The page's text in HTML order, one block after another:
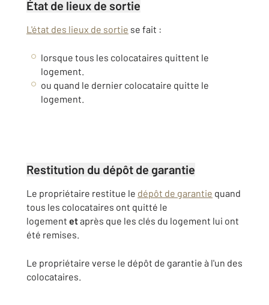
État de lieux de sortie
L'état des lieux de sortie se fait :
lorsque tous les colocataires quittent le
logement.
ou quand le dernier colocataire quitte le
logement.
Restitution du dépôt de garantie
Le propriétaire restitue le dépôt de garantie quand
tous les colocataires ont quitté le
logement etaprès que les clés du logement lui ont
été remises.
Le propriétaire verse le dépôt de garantie à l'un des
colocataires.